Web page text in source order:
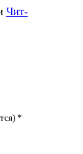
Чит-
*